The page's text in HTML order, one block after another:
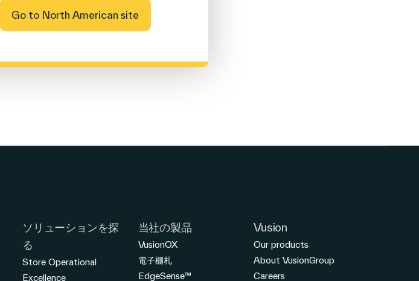
ソリューションを探
る
Store Operational
Excellence
当社の製品
VusionOX
電子棚札
EdgeSense™
Vusion
Our products
About VusionGroup
Careers
Go to North American site